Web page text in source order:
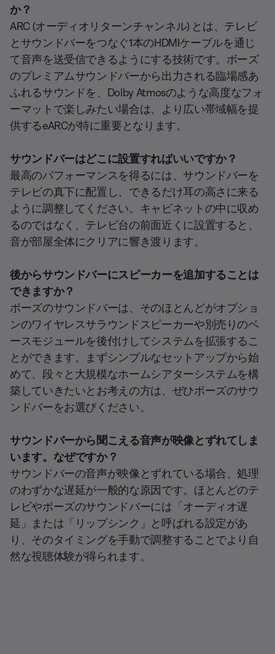
か？
ARC (オーディオリターンチャンネル) とは、テレビ
とサウンドバーをつなぐ1本のHDMIケーブルを通じ
て音声を送受信できるようにする技術です。ボーズ
のプレミアムサウンドバーから出力される臨場感あ
ふれるサウンドを、Dolby Atmosのような高度なフォ
ーマットで楽しみたい場合は、より広い帯域幅を提
供するeARCが特に重要となります。
サウンドバーはどこに設置すればいいですか？
最高のパフォーマンスを得るには、サウンドバーを
テレビの真下に配置し、できるだけ耳の高さに来る
ように調整してください。キャビネットの中に収め
るのではなく、テレビ台の前面近くに設置すると、
音が部屋全体にクリアに響き渡ります。
後からサウンドバーにスピーカーを追加することは
できますか？
ボーズのサウンドバーは、そのほとんどがオプショ
ンのワイヤレスサラウンドスピーカーや別売りのベ
ースモジュールを後付けしてシステムを拡張するこ
とができます。まずシンプルなセットアップから始
めて、段々と大規模なホームシアターシステムを構
築していきたいとお考えの方は、ぜひボーズのサウ
ンドバーをお選びください。
サウンドバーから聞こえる音声が映像とずれてしま
います。なぜですか？
サウンドバーの音声が映像とずれている場合、処理
のわずかな遅延が一般的な原因です。ほとんどのテ
レビやボーズのサウンドバーには「オーディオ遅
延」または「リップシンク」と呼ばれる設定があ
り、そのタイミングを手動で調整することでより自
然な視聴体験が得られます。